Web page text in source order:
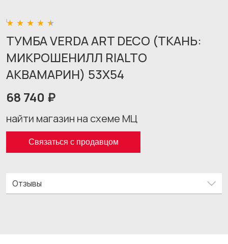
ТУМБА VERDA ART DECO (ТКАНЬ:
МИКРОШЕНИЛЛ RIALTO
АКВАМАРИН) 53X54
68 740 ₽
найти магазин на схеме МЦ
Связаться с продавцом
Отзывы